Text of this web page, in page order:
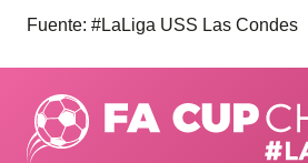
Fuente: #LaLiga USS Las Condes